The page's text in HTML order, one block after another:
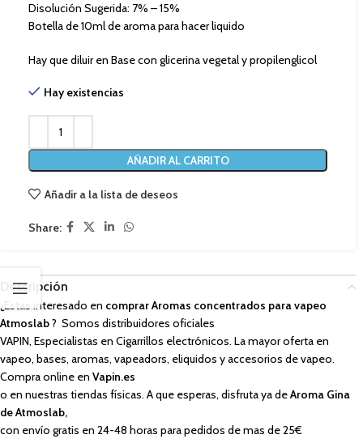
Disolución Sugerida: 7% – 15%
Botella de 10ml de aroma para hacer liquido
Hay que diluir en Base con glicerina vegetal y propilenglicol
Hay existencias
AÑADIR AL CARRITO
Añadir a la lista de deseos
Share:
Descripción
¿Estas interesado en comprar Aromas concentrados para vapeo
Atmoslab? Somos distribuidores oficiales
VAPIN, Especialistas en Cigarrillos electrónicos. La mayor oferta en
vapeo, bases, aromas, vapeadors, eliquidos y accesorios de vapeo.
Compra online en Vapin.es
o en nuestras tiendas físicas. A que esperas, disfruta ya deAroma Gina
de Atmoslab,
con envío gratis en 24-48 horas para pedidos de mas de 25€